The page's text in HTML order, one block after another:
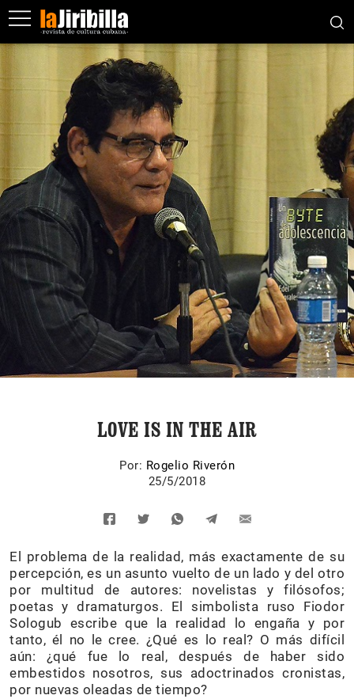
LOVE IS IN THE AIR
Por: Rogelio Riverón
25/5/2018
El problema de la realidad, más exactamente de su
percepción, es un asunto vuelto de un lado y del otro
por multitud de autores: novelistas y filósofos;
poetas y dramaturgos. El simbolista ruso Fiodor
Sologub escribe que la realidad lo engaña y por
tanto, él no le cree. ¿Qué es lo real? O más difícil
aún: ¿qué fue lo real, después de haber sido
embestidos nosotros, sus adoctrinados cronistas,
por nuevas oleadas de tiempo?